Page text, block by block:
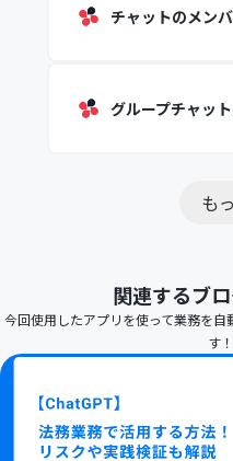
チャットのメン
グループチャッ
も
関連するブ
今回使用したアプリを使って業務を
す！